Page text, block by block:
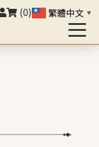
(0) 繁體中文 ▼